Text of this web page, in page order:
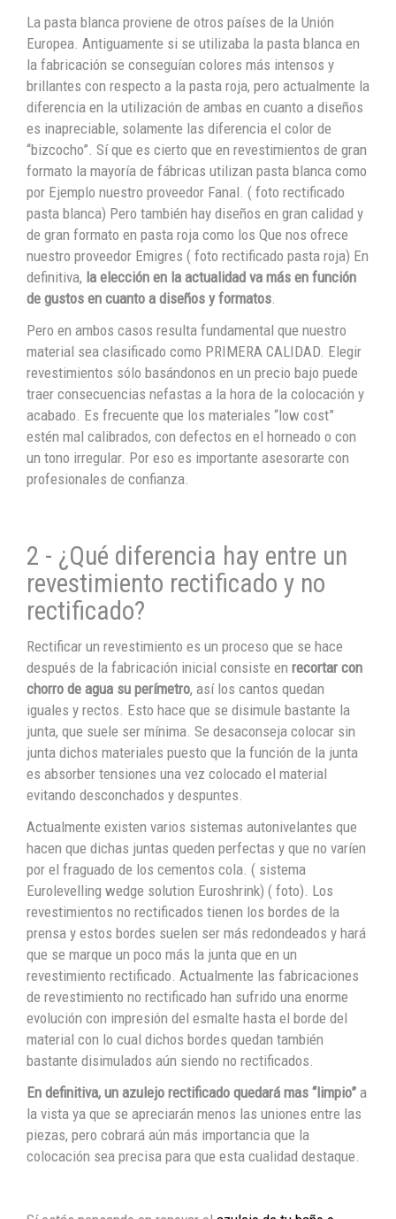
La pasta blanca proviene de otros países de la Unión
Europea. Antiguamente si se utilizaba la pasta blanca en
la fabricación se conseguían colores más intensos y
brillantes con respecto a la pasta roja, pero actualmente la
diferencia en la utilización de ambas en cuanto a diseños
es inapreciable, solamente las diferencia el color de
“bizcocho”. Sí que es cierto que en revestimientos de gran
formato la mayoría de fábricas utilizan pasta blanca como
por Ejemplo nuestro proveedor Fanal. ( foto rectificado
pasta blanca) Pero también hay diseños en gran calidad y
de gran formato en pasta roja como los Que nos ofrece
nuestro proveedor Emigres ( foto rectificado pasta roja) En
definitiva, la elección en la actualidad va más en función
de gustos en cuanto a diseños y formatos.
Pero en ambos casos resulta fundamental que nuestro
material sea clasificado como PRIMERA CALIDAD. Elegir
revestimientos sólo basándonos en un precio bajo puede
traer consecuencias nefastas a la hora de la colocación y
acabado. Es frecuente que los materiales “low cost”
estén mal calibrados, con defectos en el horneado o con
un tono irregular. Por eso es importante asesorarte con
profesionales de confianza.
2 - ¿Qué diferencia hay entre un
revestimiento rectificado y no
rectificado?
Rectificar un revestimiento es un proceso que se hace
después de la fabricación inicial consiste en recortar con
chorro de agua su perímetro, así los cantos quedan
iguales y rectos. Esto hace que se disimule bastante la
junta, que suele ser mínima. Se desaconseja colocar sin
junta dichos materiales puesto que la función de la junta
es absorber tensiones una vez colocado el material
evitando desconchados y despuntes.
Actualmente existen varios sistemas autonivelantes que
hacen que dichas juntas queden perfectas y que no varíen
por el fraguado de los cementos cola. ( sistema
Eurolevelling wedge solution Euroshrink) ( foto). Los
revestimientos no rectificados tienen los bordes de la
prensa y estos bordes suelen ser más redondeados y hará
que se marque un poco más la junta que en un
revestimiento rectificado. Actualmente las fabricaciones
de revestimiento no rectificado han sufrido una enorme
evolución con impresión del esmalte hasta el borde del
material con lo cual dichos bordes quedan también
bastante disimulados aún siendo no rectificados.
En definitiva, un azulejo rectificado quedará mas “limpio” a
la vista ya que se apreciarán menos las uniones entre las
piezas, pero cobrará aún más importancia que la
colocación sea precisa para que esta cualidad destaque.